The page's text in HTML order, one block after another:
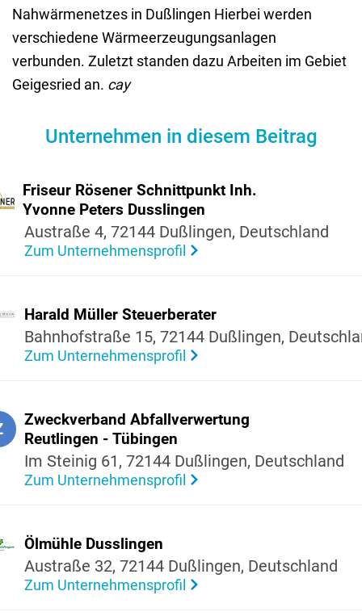
Nahwärmenetzes in Dußlingen Hierbei werden
verschiedene Wärmeerzeugungsanlagen
verbunden. Zuletzt standen dazu Arbeiten im Gebiet
Geigesried an. cay
Unternehmen in diesem Beitrag
Friseur Rösener Schnitt­punkt Inh.
Yvonne Peters Duss­lingen
Austraße 4, 72144 Dußlingen, Deutsch­land
Zum Unternehmensprofil
Harald Müller Steu­er­be­rater
Bahn­hof­straße 15, 72144 Dußlingen,
Zum Unternehmensprofil
Zweck­ver­band Abfall­ver­wer­tung
Reut­lingen - Tübingen
Im Steinig 61, 72144 Dußlingen, Deutsch­land
Zum Unternehmensprofil
Ölmühle Duss­lingen
Austraße 32, 72144 Dußlingen, Deutsch­land
Zum Unternehmensprofil